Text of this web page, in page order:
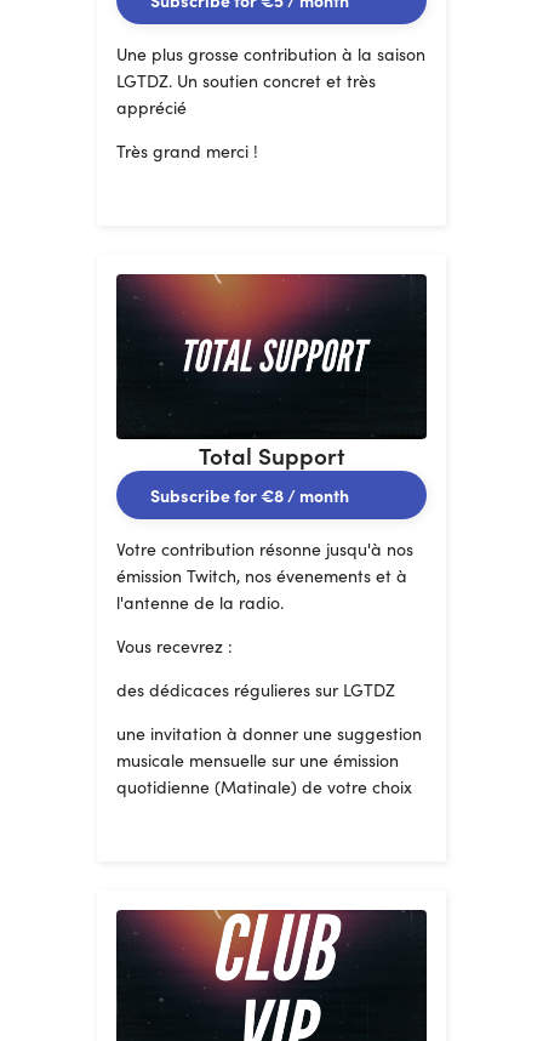
Une plus grosse contribution à la saison
LGTDZ. Un soutien concret et très
apprécié
Très grand merci !
Total Support
Subscribe for€8/ month
Votre contribution résonne jusqu'à nos
émission Twitch, nos évenements et à
l'antenne de la radio.
Vous recevrez :
des dédicaces régulieres sur LGTDZ
une invitation à donner une suggestion
musicale mensuelle sur une émission
quotidienne (Matinale) de votre choix